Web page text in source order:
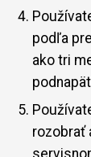
podľa
ako tri
rozobrať